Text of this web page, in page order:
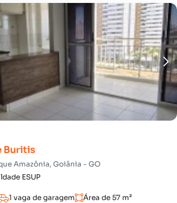
Buritis
Amazônia, Goiânia - GO
ESUP
1 vaga de garagem Área de 57 m²